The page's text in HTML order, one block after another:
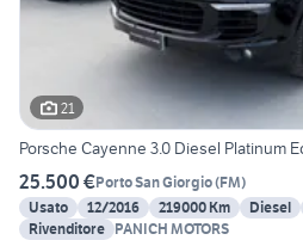
21
Porsche Cayenne 3.0 Diesel Platinum
25.500 €Porto San Giorgio(FM)
Usato
12/2016 219000 Km Diesel
Rivenditore PANICH MOTORS